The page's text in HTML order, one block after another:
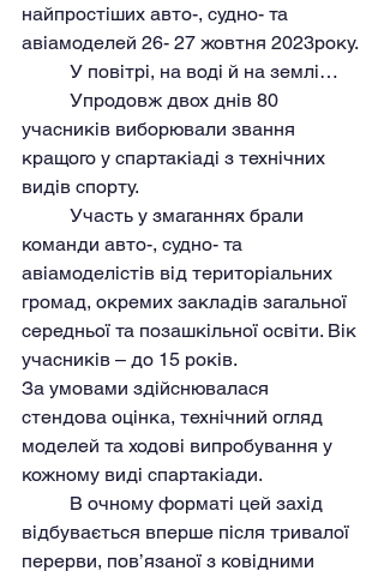
найпростіших авто-, судно- та
авіамоделей 26- 27 жовтня 2023року.
	У повітрі, на воді й на землі…
учасників виборювали звання
кращого у спартакіаді з технічних
видів спорту.
команди авто-, судно- та
авіамоделістів від територіальних
громад, окремих закладів загальної
середньої та позашкільної освіти. Вік
учасників – до 15 років.
За умовами здійснювалася
стендова оцінка, технічний огляд
моделей та ходові випробування у
кожному виді спартакіади.
відбувається вперше після тривалої
перерви, пов’язаної з ковідними